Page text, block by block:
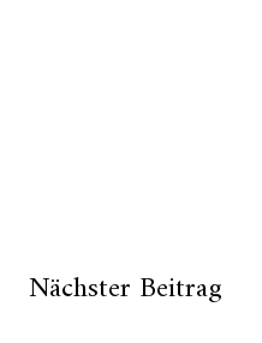
Nächster Beitrag